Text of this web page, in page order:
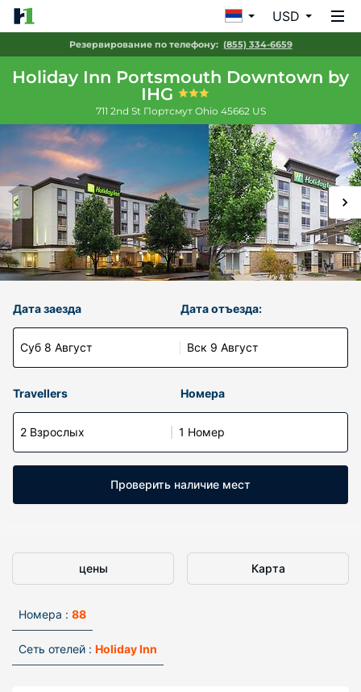
USD
Резервирование по телефону: (855) 334-6659
Holiday Inn Portsmouth Downtown by
IHG
711 2nd St Портсмут Ohio 45662 US
Дата заезда
Суб 8 Август
Дата отъезда:
Вск 9 Август
Travellers Номера
2 Взрослых 1 Номер
Проверить наличие мест
цены Карта
Номера : 88
Сеть отелей : Holiday Inn